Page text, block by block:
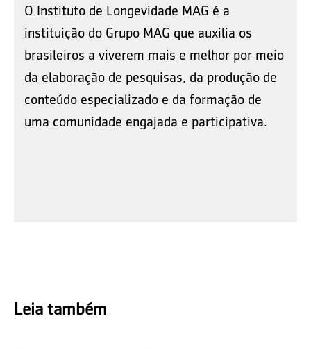
O Instituto de Longevidade MAG é a
instituição do Grupo MAG que auxilia os
brasileiros a viverem mais e melhor por meio
da elaboração de pesquisas, da produção de
conteúdo especializado e da formação de
uma comunidade engajada e participativa.
Leia também